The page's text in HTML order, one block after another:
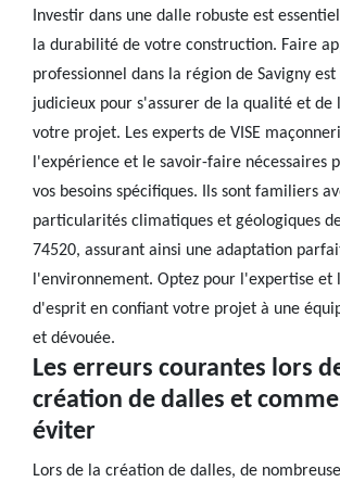
Investir dans une dalle robuste est
la durabilité de votre construction. Faire
professionnel dans la région de Savigny
judicieux pour s'assurer de la qualité et de
votre projet. Les experts de VISE
l'expérience et le savoir-faire nécessaires
vos besoins spécifiques. Ils sont familiers
particularités climatiques et géologiques
74520, assurant ainsi une adaptation
l'environnement. Optez pour l'expertise
d'esprit en confiant votre projet à une
et dévouée.
Les erreurs courantes lors
création de dalles et
éviter
Lors de la création de dalles, de